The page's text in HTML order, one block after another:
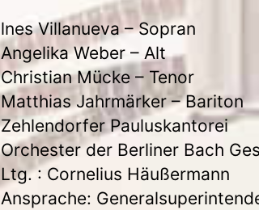
lnes Villanueva – Sopran
Angelika Weber – Alt
Christian Mücke – Tenor
Matthias Jahrmärker – Bariton
Zehlendorfer Pauluskantorei
Orchester der Berliner Bach
Ltg. : Cornelius Häußermann
Ansprache: